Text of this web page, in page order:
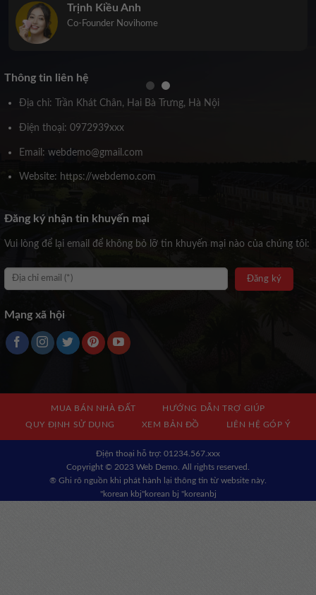
Trịnh Kiều Anh
Co-Founder Novihome
Thông tin liên hệ
Địa chỉ: Trần Khát Chân, Hai Bà Trưng, Hà Nội
Điện thoại: 0972939xxx
Email: webdemo@gmail.com
Website: https://webdemo.com
Đăng ký nhận tin khuyến mại
Vui lòng để lại email để không bỏ lỡ tin khuyến mại nào của chúng tôi:
Mạng xã hội
MUA BÁN NHÀ ĐẤT
HƯỚNG DẪN TRỢ GIÚP
QUY ĐỊNH SỬ DỤNG
XEM BẢN ĐỒ LIÊN HỆ GÓP Ý
Địện thoại hỗ trợ: 01234.567.xxx
Copyright © 2023 Web Demo. All rights reserved.
® Ghi rõ nguồn khi phát hành lại thông tin từ website này.
"korean kbj​"korean bj "koreanbj​